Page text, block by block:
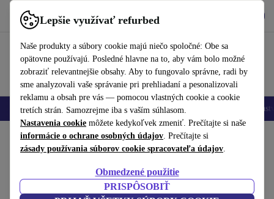
Lepšie využívať refurbed
Naše produkty a súbory cookie majú niečo spoločné: Obe sa
opätovne používajú. Posledné hlavne na to, aby vám bolo možné
zobraziť relevantnejšie obsahy. Aby to fungovalo správne, radi by
sme analyzovali vaše správanie pri prehliadaní a pesonalizovali
reklamu a obsah pre vás — pomocou vlastných cookie a cookie
tretích strán. Samozrejme iba s vaším súhlasom.
Nastavenia cookie môžete kedykoľvek zmeniť. Prečítajte si naše
informácie o ochrane osobných údajov. Prečítajte si
zásady používania súborov cookie spracovateľa údajov.
Obmedzené použitie
PRISPÔSOBIŤ
používať refurbed rýchlo a jednoducho
Mobilné telefóny Laptopy Tablety Inteligentné hodinky
Domov Produkty Monitory
Samsung SyncMaster S22B420BW | 22"
Čierny